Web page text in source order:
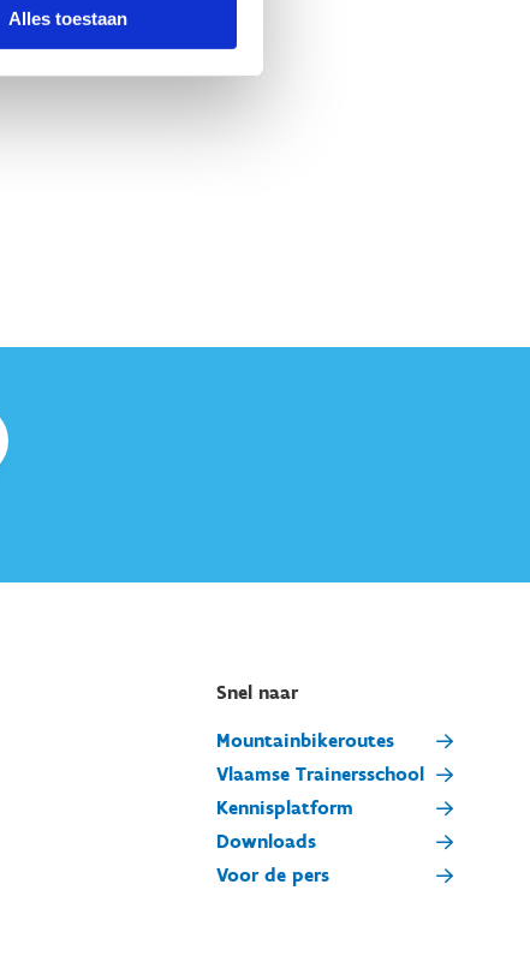
Alles toestaan
Snel naar
Mountainbikeroutes
Vlaamse Trainersschool
Kennisplatform
Downloads
Voor de pers